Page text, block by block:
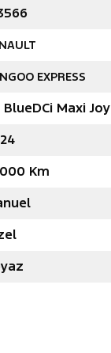
EXPRESS
BlueDCi Maxi Joy
Km